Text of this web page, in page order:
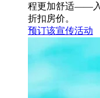
程更加舒适——入
折扣房价。
预订该宣传活动